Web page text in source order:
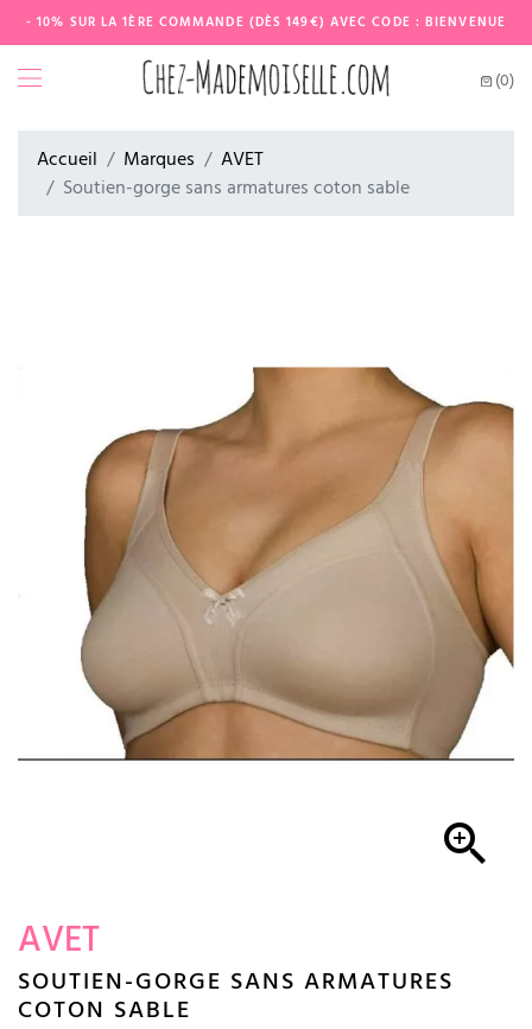
- 10% SUR LA 1ÈRE COMMANDE (DÈS 149€) AVEC CODE : BIENVENUE
(0)
Accueil Marques
AVET
Soutien-gorge sans armatures coton sable

AVET
SOUTIEN-GORGE SANS ARMATURES
COTON SABLE